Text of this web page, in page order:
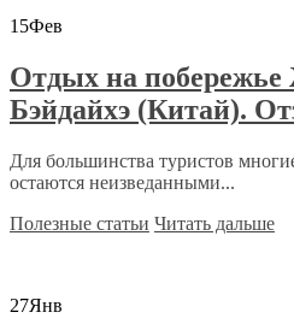
15Фев
Отдых на побережье
Бэйдайхэ (Китай).
Для большинства туристов
остаются неизведанными...
Полезные статьи Читать дальше
27Янв